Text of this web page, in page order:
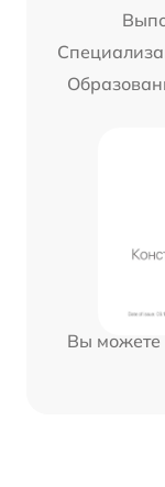
Вы можете